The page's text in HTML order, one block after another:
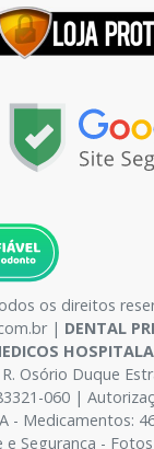
os direitos
| DENTAL
Osório Duque
060 |
- Medicamentos:
e Segurança -